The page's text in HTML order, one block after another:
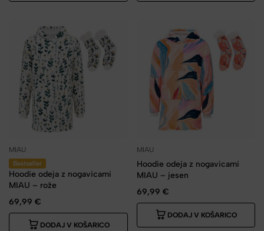
MIAU
Bestseller
Hoodie odeja z nogavicami
MIAU – rože
69,99 €
DODAJ V KOŠARICO
MIAU
Hoodie odeja z nogavicami
MIAU – jesen
69,99 €
DODAJ V KOŠARICO